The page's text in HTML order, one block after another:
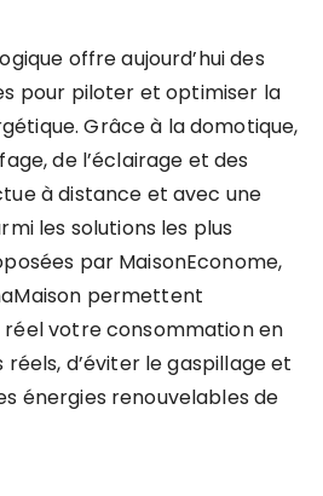
offre aujourd’hui des
pour piloter et optimiser la
Grâce à la domotique,
de l’éclairage et des
à distance et avec une
les solutions les plus
par MaisonEconome,
permettent
votre consommation en
d’éviter le gaspillage et
énergies renouvelables de